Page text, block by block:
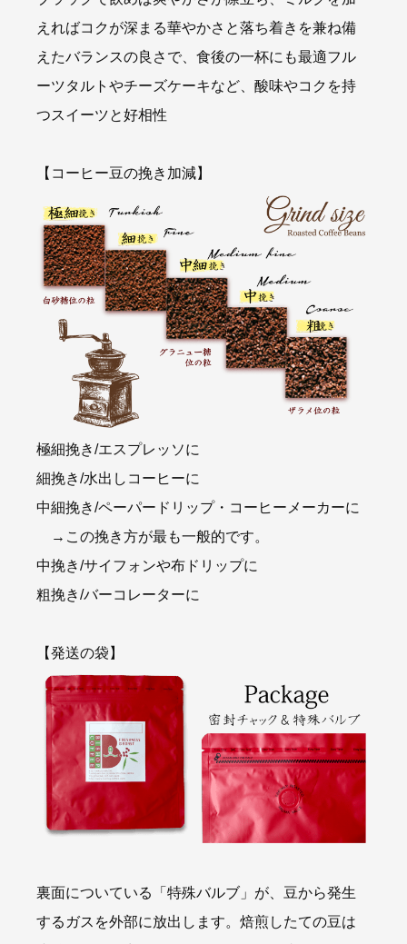
えればコクが深まる華やかさと落ち着きを兼ね備
えたバランスの良さで、食後の一杯にも最適フル
ーツタルトやチーズケーキなど、酸味やコクを持
つスイーツと好相性
【コーヒー豆の挽き加減】
極細挽き/エスプレッソに
細挽き/水出しコーヒーに
中細挽き/ペーパードリップ・コーヒーメーカーに
→この挽き方が最も一般的です。
中挽き/サイフォンや布ドリップに
粗挽き/バーコレーターに
【発送の袋】
裏面についている「特殊バルブ」が、豆から発生
するガスを外部に放出します。焙煎したての豆は